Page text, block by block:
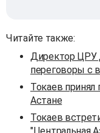
Читайте также:
Директор ЦРУ
переговоры с
Токаев принял
Астане
Токаев
"Центральная